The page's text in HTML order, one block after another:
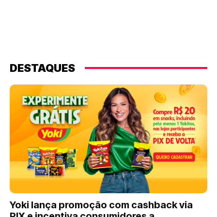
DESTAQUES
Yoki lança promoção com cashback via